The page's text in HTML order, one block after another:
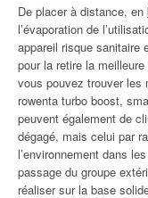
De placer à distance, en
l’évaporation de
appareil risque sanitaire
pour la retire la
vous pouvez trouver les
rowenta turbo boost,
peuvent également de
dégagé, mais celui par
l’environnement dans
passage du groupe
réaliser sur la base